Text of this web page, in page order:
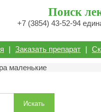
Поиск
+7 (3854) 43-52-94
| Заказать препарат |
маленькие
Искать